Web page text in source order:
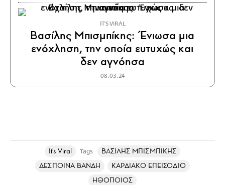
IT'S VIRAL
Βασίλης Μπισμπίκης: Ένιωσα μια
ενόχληση, την οποία ευτυχώς και
δεν αγνόησα
08.03.24
It's Viral Tags
ΒΑΣΙΛΗΣ ΜΠΙΣΜΠΙΚΗΣ
ΔΕΣΠΟΙΝΑ ΒΑΝΔΗ
ΚΑΡΔΙΑΚΟ ΕΠΕΙΣΟΔΙΟ
ΗΘΟΠΟΙΟΣ